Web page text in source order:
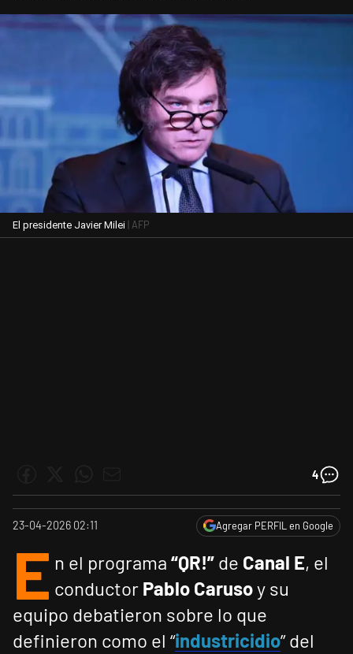
El presidente Javier Milei | AFP
4
23-04-2026 02:11 Agregar PERFIL en Google
E n el programa “QR!” de Canal E, el
conductor Pablo Carusoy su
equipo debatieron sobre lo que
definieron como el “industricidio” del